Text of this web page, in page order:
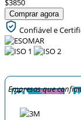
$3850
Comprar agora
Confiável e
Empresas que